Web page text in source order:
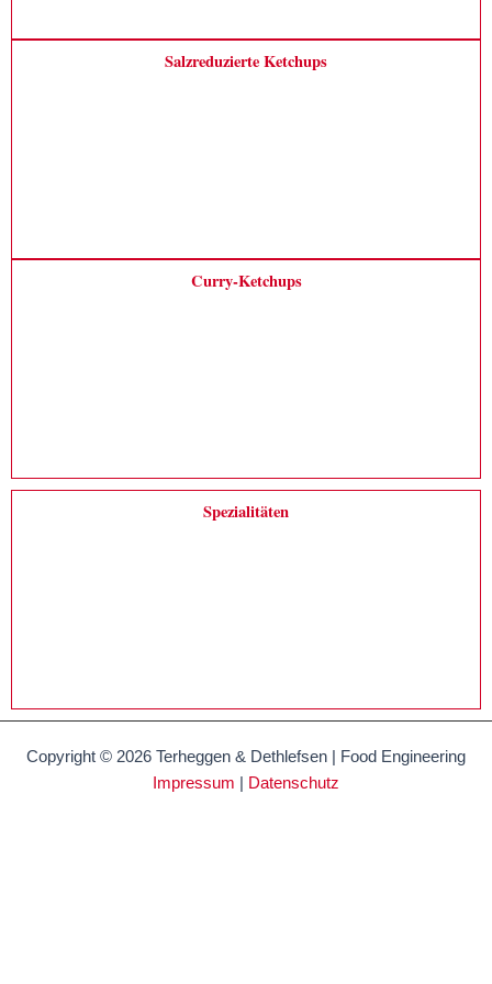
Salzreduzierte Ketchups
Curry-Ketchups
Spezialitäten
Copyright © 2026 Terheggen & Dethlefsen | Food Engineering
Impressum
Datenschutz